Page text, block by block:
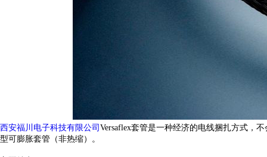
西安福川电子科技有限公司 Versaflex套管是一种经济的电线捆扎方式，
型可膨胀套管（非热缩）。